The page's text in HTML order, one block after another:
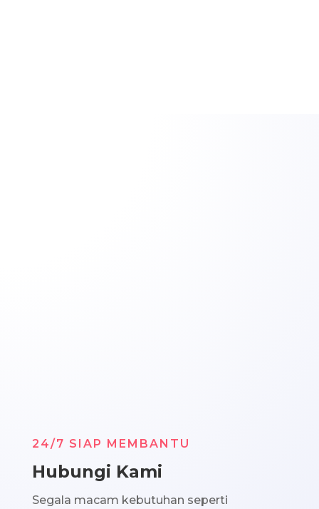
24/7 SIAP MEMBANTU
Hubungi Kami
Segala macam kebutuhan seperti